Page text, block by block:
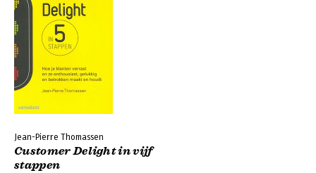
Jean-Pierre Thomassen
Customer Delight in vijf
stappen